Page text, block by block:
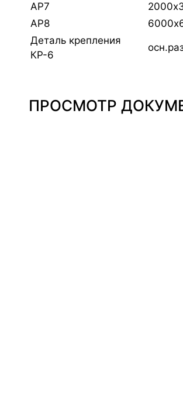
АР7
АР8
Деталь крепления
КР-6
ПРОСМОТР